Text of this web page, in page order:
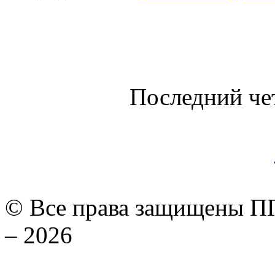
Последний
© Все права защищены
– 2026